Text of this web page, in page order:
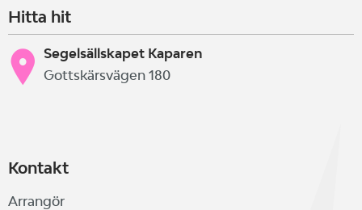
Hitta hit
Segelsällskapet Kaparen
Gottskärsvägen 180
Kontakt
Arrangör